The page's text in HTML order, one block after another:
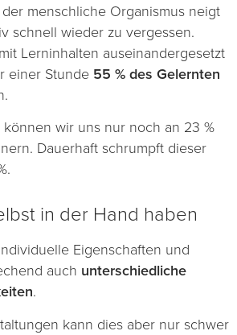
menschliche Organismus neigt
schnell wieder zu vergessen.
Lerninhalten auseinandergesetzt
einer Stunde 55 % des Gelernten
können wir uns nur noch an 23 %
Dauerhaft schrumpft dieser
in der Hand haben
Eigenschaften und
auch unterschiedliche
.
kann dies aber nur schwer